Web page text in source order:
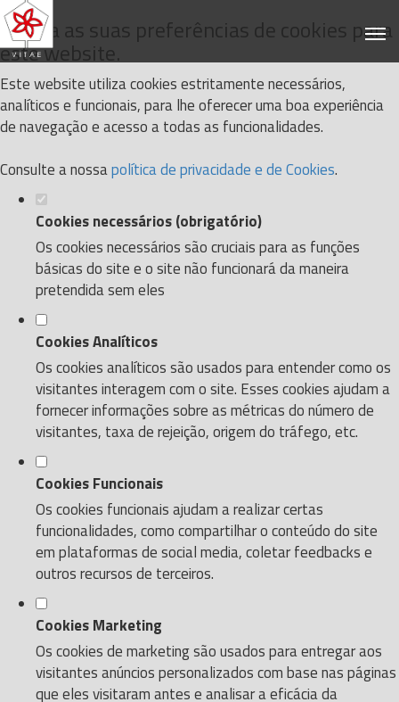
Defina as suas preferências de cookies para
este website.
Este website utiliza cookies estritamente necessários,
analíticos e funcionais, para lhe oferecer uma boa experiência
de navegação e acesso a todas as funcionalidades.
Consulte a nossapolítica de privacidade e de Cookies.
Cookies necessários (obrigatório)
Os cookies necessários são cruciais para as funções
básicas do site e o site não funcionará da maneira
pretendida sem eles
Cookies Analíticos
Os cookies analíticos são usados para entender como os
visitantes interagem com o site. Esses cookies ajudam a
fornecer informações sobre as métricas do número de
visitantes, taxa de rejeição, origem do tráfego, etc.
Cookies Funcionais
Os cookies funcionais ajudam a realizar certas
funcionalidades, como compartilhar o conteúdo do site
em plataformas de social media, coletar feedbacks e
outros recursos de terceiros.
Cookies Marketing
Os cookies de marketing são usados para entregar aos
visitantes anúncios personalizados com base nas páginas
que eles visitaram antes e analisar a eficácia da